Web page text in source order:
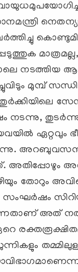
നടത്തിയ
മുമ്പ്
നടന്നു,
ഏറ്റവും
അതിപ്പോഴും
തോറും
അത്
ഏറെ